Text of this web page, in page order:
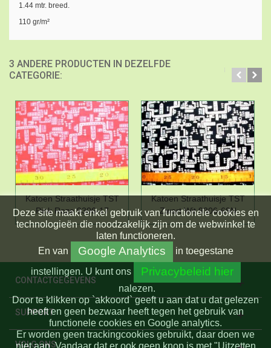
1.44 mtr. breed.
110 gr/m²
3 ANDERE PRODUCTEN IN DEZELFDE
CATEGORIE:
Katoen Straathuisje TST
Pink Roze 9306-17
Katoen Straathuisje TST
Zwart Wit 9306-69N
CONTACTGEGEVENS
SUPPORT
VOLG ONS
Deze site maakt enkel gebruik van functionele cookies en
technologieën die noodzakelijk zijn om de webwinkel te
laten functioneren.
En van Google Analytics
in toegestane
instellingen. U kunt ons Privacybeleid hier
nalezen.
Door te klikken op `akkoord` geeft u aan dat u dat gelezen
heeft en geen bezwaar heeft tegen het gebruik van
functionele cookies en Google analytics.
Er worden geen trackingcookies gebruikt, daar doen we
niet aan. Vandaar dat er ook geen knop is met "Uitzetten